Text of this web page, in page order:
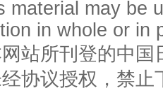
material may be
in whole or in
站所刊登的中
协议授权，禁